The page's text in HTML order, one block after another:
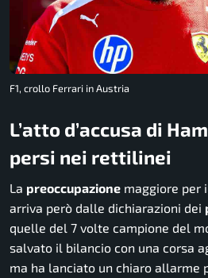
F1, crollo Ferrari in Austria
L’atto d’accusa di
persi nei rettilinei
La preoccupazione maggiore per
arriva però dalle dichiarazioni dei
quelle del 7 volte campione del
salvato il bilancio con una corsa
ma ha lanciato un chiaro allarme